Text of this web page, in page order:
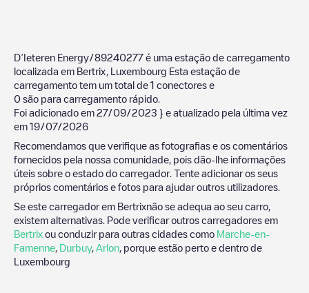
D’Ieteren Energy/89240277 é uma estação de carregamento
localizada em Bertrix Luxembourg Esta estação de
carregamento tem um total de 1 conectores e
0 são para carregamento rápido.
Foi adicionado em 27/09/2023 } e atualizado pela última vez
em 19/07/2026
Recomendamos que verifique as fotografias e os comentários
fornecidos pela nossa comunidade, pois dão-lhe informações
úteis sobre o estado do carregador. Tente adicionar os seus
próprios comentários e fotos para ajudar outros utilizadores.
Se este carregador em Bertrixnão se adequa ao seu carro,
existem alternativas. Pode verificar outros carregadores em
Bertrix ou conduzir para outras cidades como Marche-en-
Famenne Durbuy, Arlon , porque estão perto e dentro de
Luxembourg